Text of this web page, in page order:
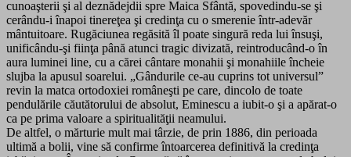
cunoaşterii şi al deznădejdii spre Maica Sfântă, spovedindu-se şi
cerându-i înapoi tinereţea şi credinţa cu o smerenie într-adevăr
mântuitoare. Rugăciunea regăsită îl poate singură reda lui însuşi,
unificându-şi fiinţa până atunci tragic divizată, reintroducând-o în
aura luminei line, cu a cărei cântare monahii şi monahiile încheie
slujba la apusul soarelui. „Gândurile ce-au cuprins tot universul”
revin la matca ortodoxiei româneşti pe care, dincolo de toate
pendulările căutătorului de absolut, Eminescu a iubit-o şi a apărat-o
ca pe prima valoare a spiritualităţii neamului.
De altfel, o mărturie mult mai târzie, de prin 1886, din perioada
ultimă a bolii, vine să confirme întoarcerea definitivă la credinţa